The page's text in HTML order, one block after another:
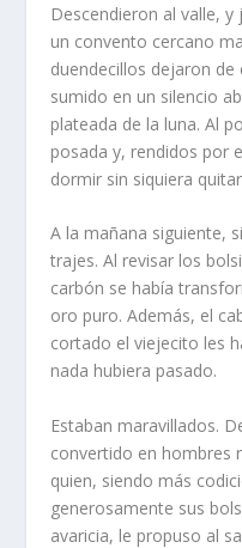
Descendieron al valle,
un convento cercano
duendecillos dejaron
sumido en un silencio
plateada de la luna. Al
posada y, rendidos por
dormir sin siquiera
A la mañana siguiente,
trajes. Al revisar los
carbón se había
oro puro. Además, el
cortado el viejecito les
nada hubiera pasado.
Estaban maravillados.
convertido en hombres
quien, siendo más
generosamente sus
avaricia, le propuso al